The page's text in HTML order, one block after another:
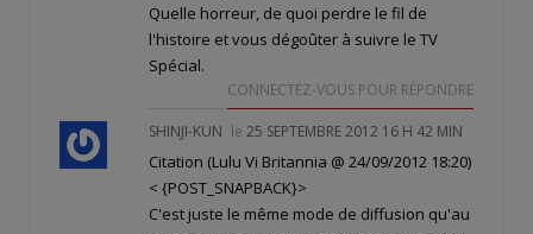
Quelle horreur, de quoi perdre le fil de
l'histoire et vous dégoûter à suivre le TV
Spécial.
CONNECTEZ-VOUS POUR RÉPONDRE
SHINJI-KUN le 25 SEPTEMBRE 2012 16 H 42 MIN
Citation (Lulu Vi Britannia @ 24/09/2012 18:20)
< {POST_SNAPBACK}>
C'est juste le même mode de diffusion qu'au